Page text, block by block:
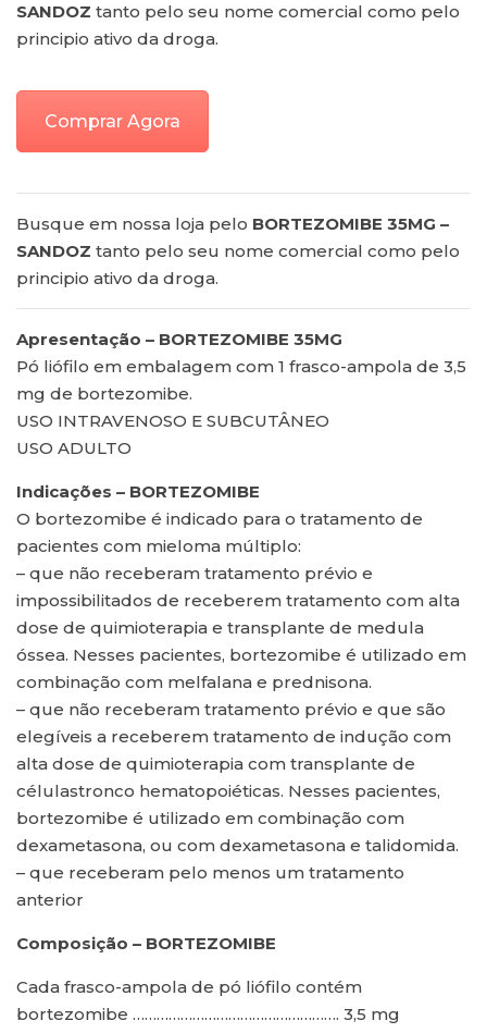
SANDOZ tanto pelo seu nome comercial como pelo
principio ativo da droga.
Comprar Agora
Busque em nossa loja pelo BORTEZOMIBE 35MG –
SANDOZ tanto pelo seu nome comercial como pelo
principio ativo da droga.
Apresentação – BORTEZOMIBE 35MG
Pó liófilo em embalagem com 1 frasco-ampola de 3,5
mg de bortezomibe.
USO INTRAVENOSO E SUBCUTÂNEO
USO ADULTO
Indicações – BORTEZOMIBE
O bortezomibe é indicado para o tratamento de
pacientes com mieloma múltiplo:
– que não receberam tratamento prévio e
impossibilitados de receberem tratamento com alta
dose de quimioterapia e transplante de medula
óssea. Nesses pacientes, bortezomibe é utilizado em
combinação com melfalana e prednisona.
– que não receberam tratamento prévio e que são
elegíveis a receberem tratamento de indução com
alta dose de quimioterapia com transplante de
célulastronco hematopoiéticas. Nesses pacientes,
bortezomibe é utilizado em combinação com
dexametasona, ou com dexametasona e talidomida.
– que receberam pelo menos um tratamento
anterior
Composição – BORTEZOMIBE
Cada frasco-ampola de pó liófilo contém
bortezomibe ……………………………………………. 3,5 mg